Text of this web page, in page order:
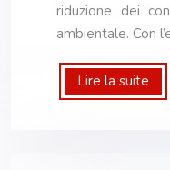
riduzione dei
ambientale. Con
Lire la suite